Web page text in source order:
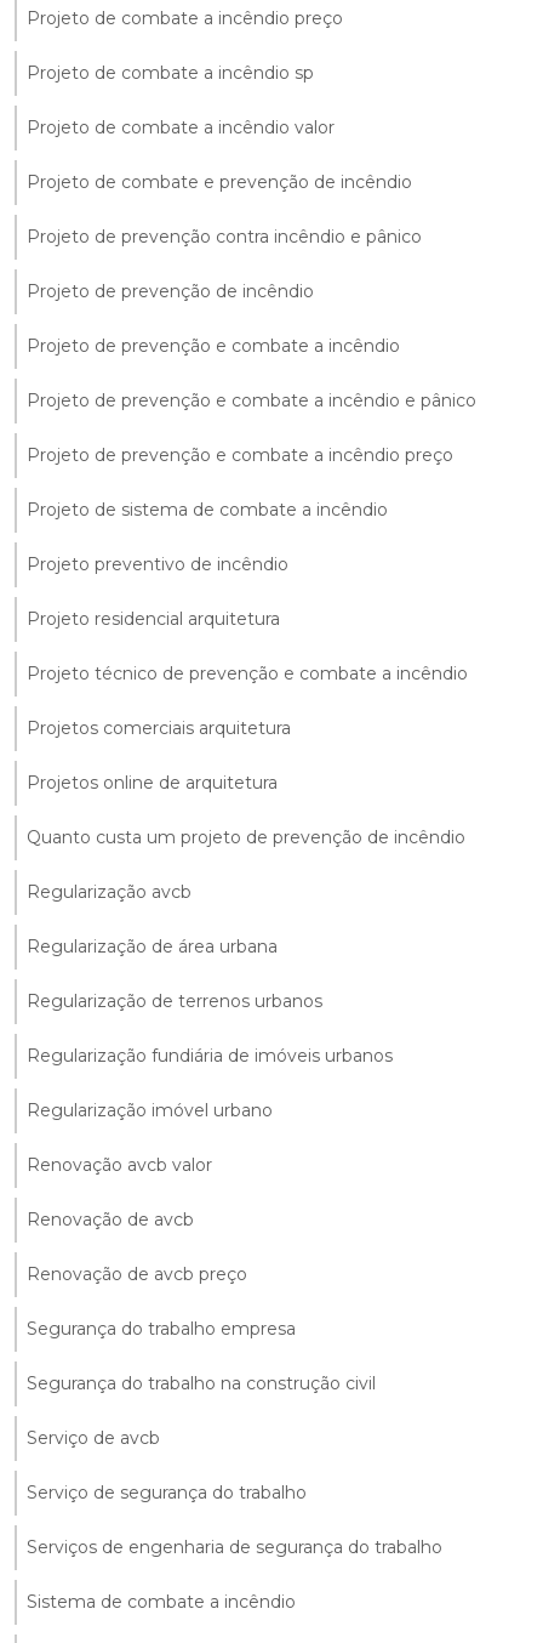
Projeto de combate a incêndio preço
Projeto de combate a incêndio sp
Projeto de combate a incêndio valor
Projeto de combate e prevenção de incêndio
Projeto de prevenção contra incêndio e pânico
Projeto de prevenção de incêndio
Projeto de prevenção e combate a incêndio
Projeto de prevenção e combate a incêndio e pânico
Projeto de prevenção e combate a incêndio preço
Projeto de sistema de combate a incêndio
Projeto preventivo de incêndio
Projeto residencial arquitetura
Projeto técnico de prevenção e combate a incêndio
Projetos comerciais arquitetura
Projetos online de arquitetura
Quanto custa um projeto de prevenção de incêndio
Regularização avcb
Regularização de área urbana
Regularização de terrenos urbanos
Regularização fundiária de imóveis urbanos
Regularização imóvel urbano
Renovação avcb valor
Renovação de avcb
Renovação de avcb preço
Segurança do trabalho empresa
Segurança do trabalho na construção civil
Serviço de avcb
Serviço de segurança do trabalho
Serviços de engenharia de segurança do trabalho
Sistema de combate a incêndio